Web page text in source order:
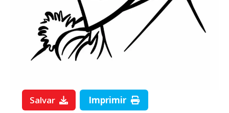
Salvar Imprimir